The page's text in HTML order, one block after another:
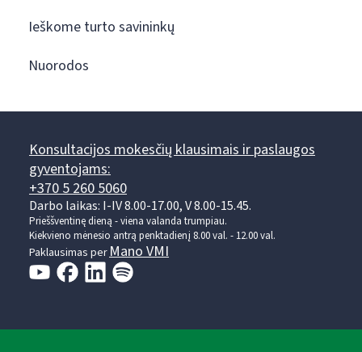
Ieškome turto savininkų
Nuorodos
Konsultacijos mokesčių klausimais ir paslaugos
gyventojams:
+370 5 260 5060
Darbo laikas: I-IV 8.00-17.00, V 8.00-15.45.
Prieššventinę dieną - viena valanda trumpiau.
Kiekvieno mėnesio antrą penktadienį 8.00 val. - 12.00 val.
Paklausimas perMano VMI